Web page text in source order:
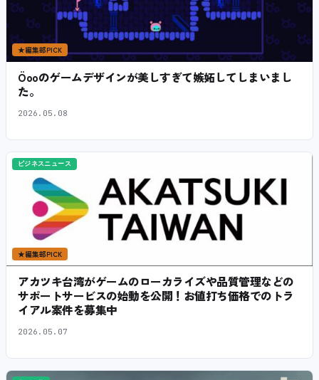
★編集部PICK
Öooのゲームデザインが美しすぎて嫉妬してしまいまし
た。
2026.05.08
ビジネスニュース
★編集部PICK
アカツキ台湾がゲームのローカライズや品質管理などの
サポートサービスの始動を公開！お値打ち価格でのトラ
イアル案件を募集中
2026.05.07